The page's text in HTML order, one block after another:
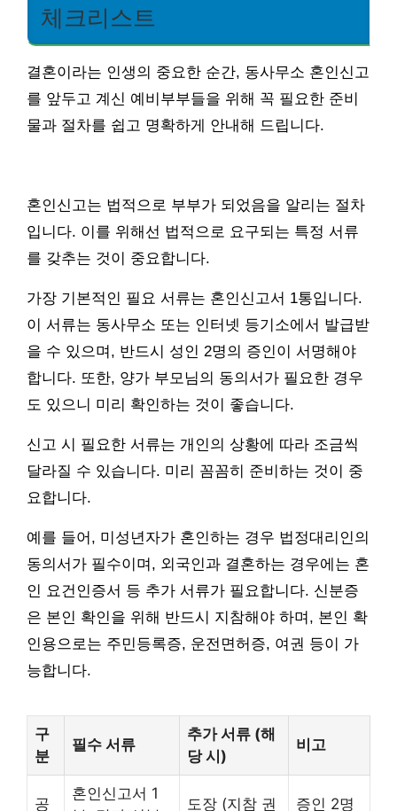
체크리스트
결혼이라는 인생의 중요한 순간, 동사무소 혼인신고
를 앞두고 계신 예비부부들을 위해 꼭 필요한 준비
물과 절차를 쉽고 명확하게 안내해 드립니다.
혼인신고는 법적으로 부부가 되었음을 알리는 절차
입니다. 이를 위해선 법적으로 요구되는 특정 서류
를 갖추는 것이 중요합니다.
가장 기본적인 필요 서류는 혼인신고서 1통입니다.
이 서류는 동사무소 또는 인터넷 등기소에서 발급받
을 수 있으며, 반드시 성인 2명의 증인이 서명해야
합니다. 또한, 양가 부모님의 동의서가 필요한 경우
도 있으니 미리 확인하는 것이 좋습니다.
신고 시 필요한 서류는 개인의 상황에 따라 조금씩
달라질 수 있습니다. 미리 꼼꼼히 준비하는 것이 중
요합니다.
예를 들어, 미성년자가 혼인하는 경우 법정대리인의
동의서가 필수이며, 외국인과 결혼하는 경우에는 혼
인 요건인증서 등 추가 서류가 필요합니다. 신분증
은 본인 확인을 위해 반드시 지참해야 하며, 본인 확
인용으로는 주민등록증, 운전면허증, 여권 등이 가
능합니다.
구
분
필수 서류
추가 서류 (해
당 시)
비고
공
혼인신고서 1
도장 (지참 권
증인 2명